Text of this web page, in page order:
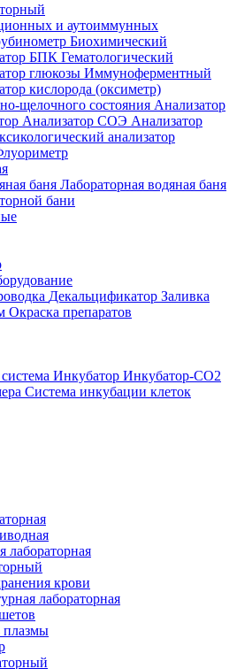
и аутоиммунных
Биохимический
БПК Гематологический
глюкозы Иммуноферментный
кислорода (оксиметр)
щелочного состояния Анализатор
Анализатор СОЭ Анализатор
анализатор
баня Лабораторная водяная баня
бани
Декальцификатор Заливка
Окраска препаратов
Инкубатор Инкубатор-СО2
Система инкубации клеток
лабораторная
крови
лабораторная
плазмы